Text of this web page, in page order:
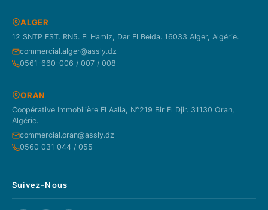
ALGER
12 SNTP EST. RN5. El Hamiz, Dar El Beida. 16033 Alger, Algérie.
commercial.alger@assly.dz
0561-660-006 / 007 / 008
ORAN
Coopérative Immobilière El Aalia, N°219 Bir El Djir. 31130 Oran,
Algérie.
commercial.oran@assly.dz
0560 031 044 / 055
Suivez-Nous